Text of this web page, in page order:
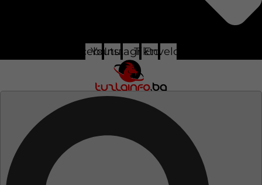
Facebook
Youtube
Instagram
Tiktok
Envelope